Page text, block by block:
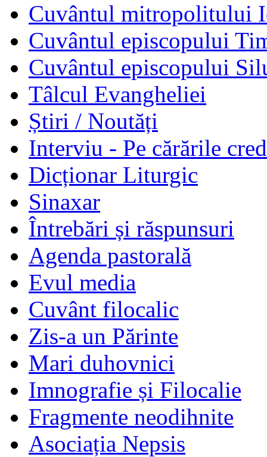
Cuvântul mitropolitului
Cuvântul episcopului
Cuvântul episcopului
Tâlcul Evangheliei
Știri / Noutăți
Interviu - Pe cărările
Dicționar Liturgic
Sinaxar
Întrebări și răspunsuri
Agenda pastorală
Evul media
Cuvânt filocalic
Zis-a un Părinte
Mari duhovnici
Imnografie și Filocalie
Fragmente neodihnite
Asociația Nepsis